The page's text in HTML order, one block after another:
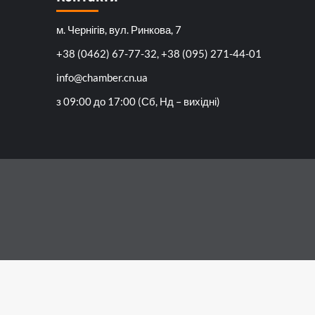
м. Чернігів, вул. Ринкова, 7
+38 (0462) 67-77-32, +38 (095) 271-44-01
info@chamber.cn.ua
з 09:00 до 17:00 (Сб, Нд – вихідні)